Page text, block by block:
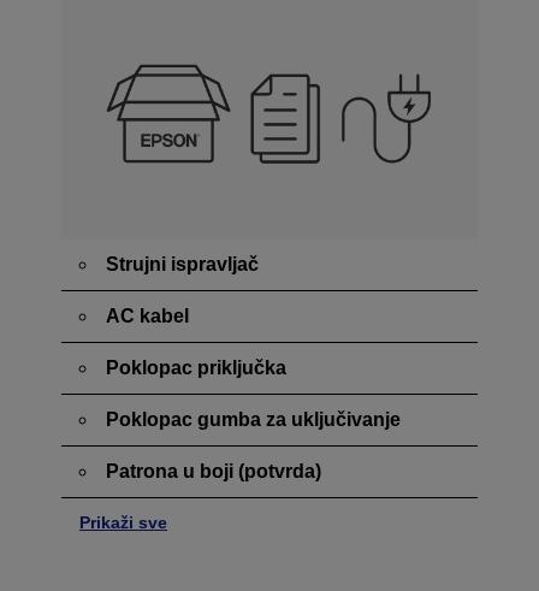
Strujni ispravljač
AC kabel
Poklopac priključka
Poklopac gumba za uključivanje
Patrona u boji (potvrda)
Prikaži sve